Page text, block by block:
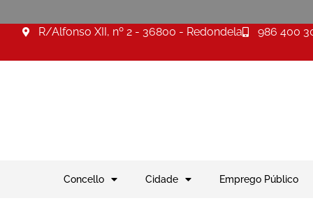
R/Alfonso XII, nº 2 - 36800 - Redondela 986 400
Concello Cidade Emprego Público